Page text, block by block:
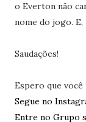
o Everton não
nome do jogo.
Saudações!
Espero que
Segue no
Entre no Grupo